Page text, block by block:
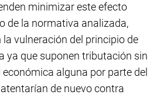
minimizar este efecto
de la normativa analizada,
vulneración del principio de
ya que suponen tributación sin
alguna por parte del
de nuevo contra